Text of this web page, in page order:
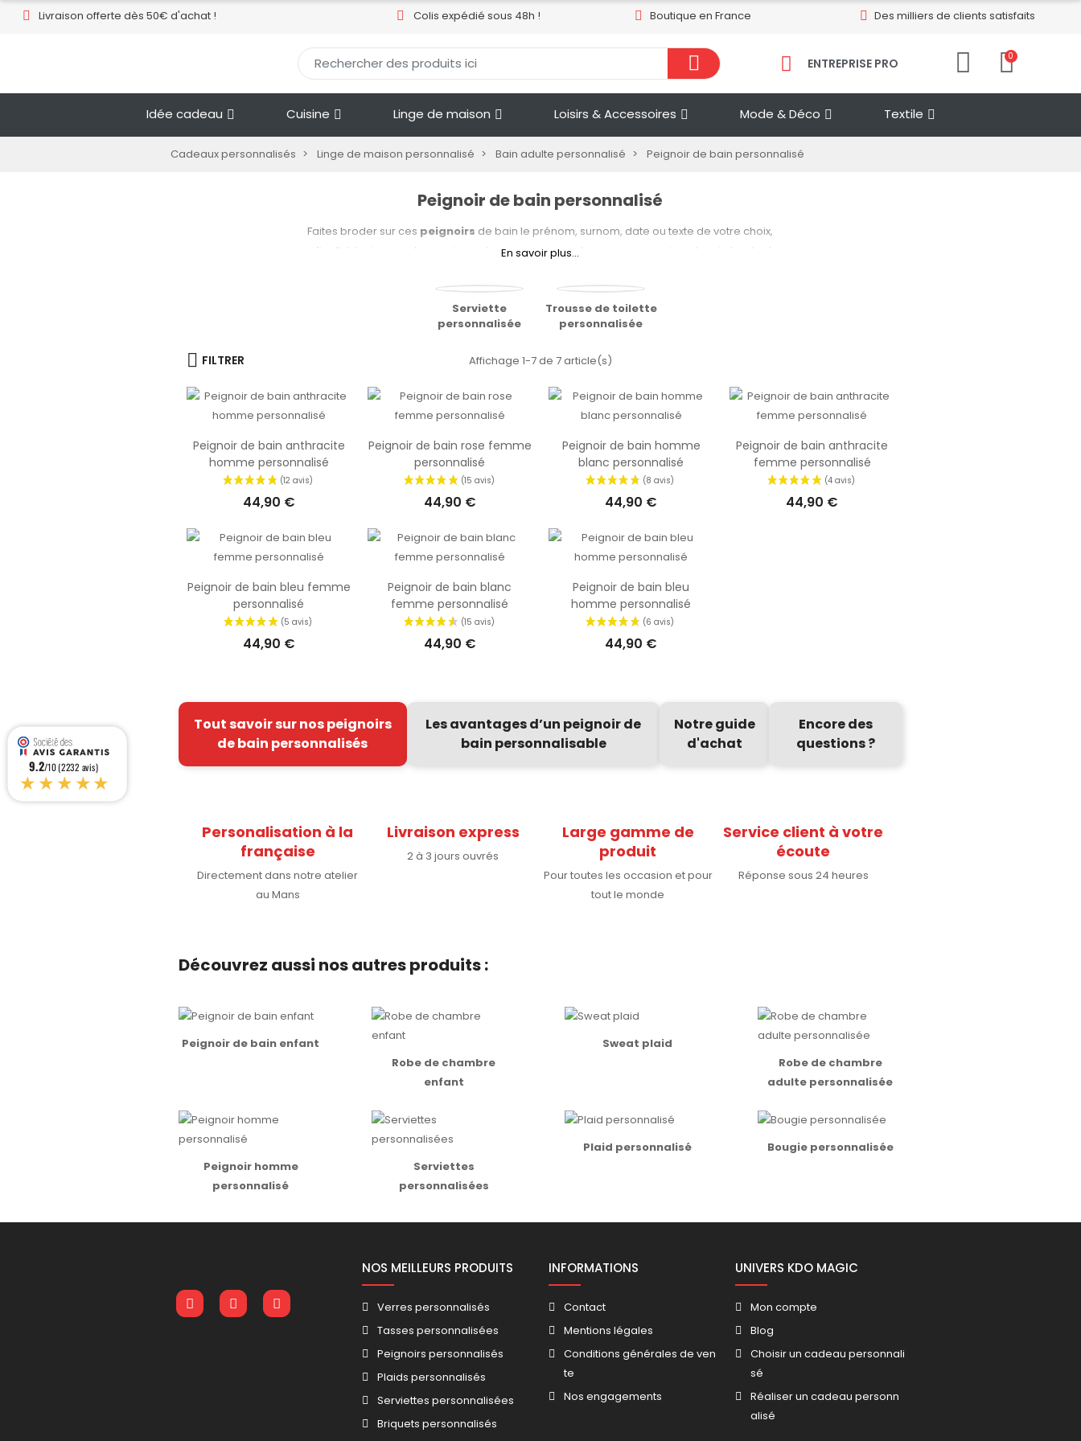
Livraison offerte dès 50€ d'achat !​ Colis expédié sous 48h ! Boutique en France Des milliers de clients satisfaits
ENTREPRISE PRO​ 0
Idée cadeau Cuisine Linge de maison Loisirs & Accessoires Mode & Déco Textile
Cadeaux personnalisés Linge de maison personnalisé Bain adulte personnalisé Peignoir de bain personnalisé
Peignoir de bain personnalisé
Faites broder sur ces peignoirs de bain le prénom, surnom, date ou texte de votre choix,
afin d’obtenir un cadeau unique et original. Votre entourage sera vraiment ravi et surtout
aussi très bien inscrire une date symbolique comme celle de votre mariage ou de votre
rencontre. Un linge aussi vraiment utile qui vous permettra de vous sécher très rapidement
et de sortir par exemple d’une piscine sans attraper froid. Une fois accroché dans votre
donc fini aussi les vols de peignoir à la sortie de la douche par votre entourage ! Nous
avons plusieurs couleurs de peignoir à vous proposer, cela vous permettra de dénicher
celui qui correspondra vraiment aux goûts de la personne. Vous l’aurez donc compris,
avec ce textile de bain personnalisé, vous serez sur de faire plaisir à tous les amateurs de
bain et de piscine qui aime se réchauffer rapidement. Il faut savoir aussi que la
personnalisation est gratuite, vous aurez donc un peignoir de bain brodé à votre texte
vraiment pas cher.
En savoir plus...
Serviette
personnalisée
Trousse de toilette
personnalisée
FILTRER Affichage 1-7 de 7 article(s)
Peignoir de bain anthracite
homme personnalisé
44,90 €
Peignoir de bain rose femme
personnalisé
44,90 €
Peignoir de bain homme
blanc personnalisé
44,90 €
Peignoir de bain anthracite
femme personnalisé
44,90 €
Peignoir de bain bleu femme
personnalisé
(5 avis)
44,90 €
Peignoir de bain blanc
femme personnalisé
(15 avis)
44,90 €
Peignoir de bain bleu
homme personnalisé
44,90 €
Tout savoir sur nos peignoirs
de bain personnalisés
Les avantages d’un peignoir de
bain personnalisable
Notre guide
d'achat
Encore des
questions ?
Personalisation à la
française
Directement dans notre atelier
au Mans
Livraison express
2 à 3 jours ouvrés
Large gamme de
produit
Pour toutes les occasion et pour
tout le monde
Service client à votre
écoute
Réponse sous 24 heures
Découvrez aussi nos autres produits :
Peignoir de bain enfant
Robe de chambre
enfant
Sweat plaid
Robe de chambre
adulte personnalisée
Peignoir homme
personnalisé
Serviettes
personnalisées
Plaid personnalisé Bougie personnalisée
NOS MEILLEURS PRODUITS
Verres personnalisés
Tasses personnalisées
Peignoirs personnalisés
Plaids personnalisés
Serviettes personnalisées
Briquets personnalisés
INFORMATIONS
Contact
Mentions légales
Conditions générales de ven
te
Nos engagements
UNIVERS KDO MAGIC
Mon compte
Blog
Choisir un cadeau personnali
sé
Réaliser un cadeau personn
alisé
9.2/10 (2232 avis)
★★★★★